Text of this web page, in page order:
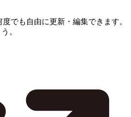
でも自由に更新・編集できます。
。